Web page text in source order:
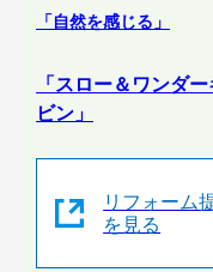
「自然を感じる」
「スロー＆ワンダー
ビン」
リフォーム
を見る